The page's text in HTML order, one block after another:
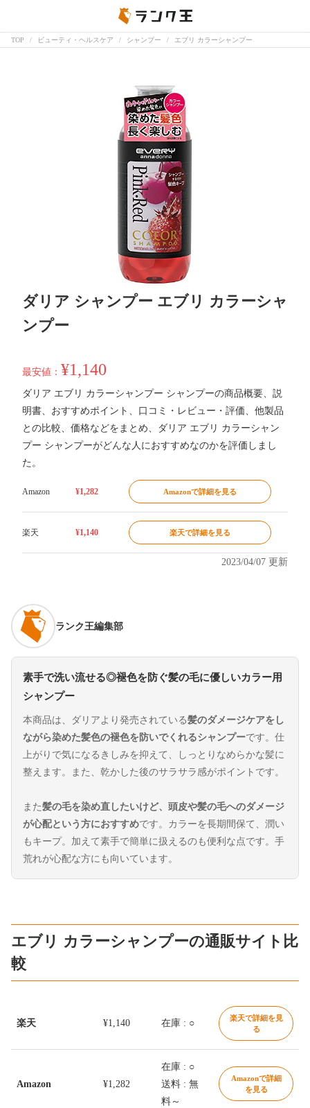
TOP ビューティ・ヘルスケア シャンプー エブリ カラーシャンプー
ダリア シャンプー エブリ カラーシャ
ンプー
最安値： ¥1,140
ダリア エブリ カラーシャンプー シャンプーの商品概要、説
明書、おすすめポイント、口コミ・レビュー・評価、他製品
との比較、価格などをまとめ、ダリア エブリ カラーシャン
プー シャンプーがどんな人におすすめなのかを評価しまし
た。
Amazon ¥1,282 Amazonで詳細を見る
楽天 ¥1,140 楽天で詳細を見る
2023/04/07 更新
ランク王編集部
素手で洗い流せる◎褪色を防ぐ髪の毛に優しいカラー用
シャンプー
本商品は、ダリアより発売されている髪のダメージケアをし
ながら染めた髪色の褪色を防いでくれるシャンプーです。仕
上がりで気になるきしみを抑えて、しっとりなめらかな髪に
整えます。また、乾かした後のサラサラ感がポイントです。
また髪の毛を染め直したいけど、頭皮や髪の毛へのダメージ
が心配という方におすすめです。カラーを長期間保て、潤い
もキープ。加えて素手で簡単に扱えるのも便利な点です。手
荒れが心配な方にも向いています。
エブリ カラーシャンプーの通販サイト比
較
楽天 ¥1,140 在庫 : ○
楽天で詳細を見
る
Amazon ¥1,282
在庫 : ○
送料 : 無
料～
Amazonで詳細
を見る